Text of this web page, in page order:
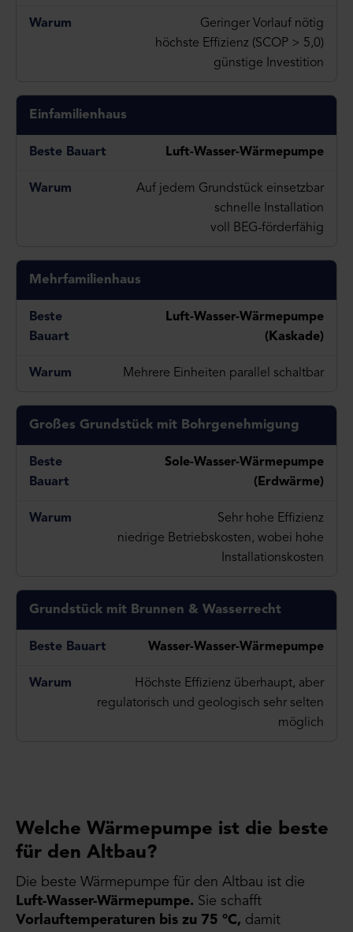
Geringer Vorlauf nötig
höchste Effizienz (SCOP > 5,0)
günstige Investition
Einfamilienhaus
Luft-Wasser-Wärmepumpe
Auf jedem Grundstück einsetzbar
schnelle Installation
voll BEG-förderfähig
Mehrfamilienhaus
Luft-Wasser-Wärmepumpe
(Kaskade)
Mehrere Einheiten parallel schaltbar
Großes Grundstück mit Bohrgenehmigung
Sole-Wasser-Wärmepumpe
(Erdwärme)
Sehr hohe Effizienz
niedrige Betriebskosten, wobei hohe
Installationskosten
Grundstück mit Brunnen & Wasserrecht
Wasser-Wasser-Wärmepumpe
Höchste Effizienz überhaupt, aber
regulatorisch und geologisch sehr selten
möglich
Welche Wärmepumpe ist die beste
für den Altbau?
Die beste Wärmepumpe für den Altbau ist die
Luft-Wasser-Wärmepumpe. Sie schafft
Vorlauftemperaturen bis zu 75 °C, damit